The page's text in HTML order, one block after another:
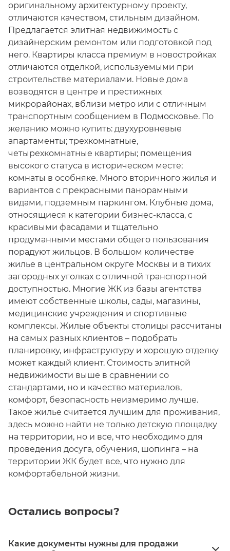
оригинальному архитектурному проекту,
отличаются качеством, стильным дизайном.
Предлагается элитная недвижимость с
дизайнерским ремонтом или подготовкой под
него. Квартиры класса премиум в новостройках
отличаются отделкой, используемыми при
строительстве материалами. Новые дома
возводятся в центре и престижных
микрорайонах, вблизи метро или с отличным
транспортным сообщением в Подмосковье. По
желанию можно купить: двухуровневые
апартаменты; трехкомнатные,
четырехкомнатные квартиры; помещения
высокого статуса в историческом месте;
комнаты в особняке. Много вторичного жилья и
вариантов с прекрасными панорамными
видами, подземным паркингом. Клубные дома,
относящиеся к категории бизнес-класса, с
красивыми фасадами и тщательно
продуманными местами общего пользования
порадуют жильцов. В большом количестве
жилье в центральном округе Москвы и в тихих
загородных уголках с отличной транспортной
доступностью. Многие ЖК из базы агентства
имеют собственные школы, сады, магазины,
медицинские учреждения и спортивные
комплексы. Жилые объекты столицы рассчитаны
на самых разных клиентов – подобрать
планировку, инфраструктуру и хорошую отделку
может каждый клиент. Стоимость элитной
недвижимости выше в сравнении со
стандартами, но и качество материалов,
комфорт, безопасность неизмеримо лучше.
Такое жилье считается лучшим для проживания,
здесь можно найти не только детскую площадку
на территории, но и все, что необходимо для
проведения досуга, обучения, шопинга – на
территории ЖК будет все, что нужно для
комфортабельной жизни.
Остались вопросы?
Какие документы нужны для продажи